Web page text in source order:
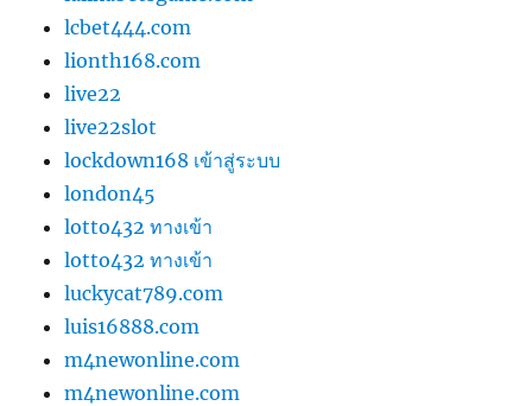
lcbet444.com
lionth168.com
live22
live22slot
lockdown168 เข้าสู่ระบบ
london45
lotto432 ทางเข้า
lotto432 ทางเข้า
luckycat789.com
luis16888.com
m4newonline.com
m4newonline.com